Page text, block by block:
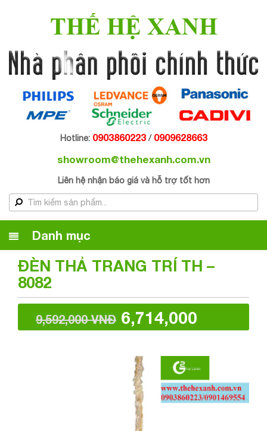
THẾ HỆ XANH
Hotline: 0903860223/ 0909628663
showroom@thehexanh.com.vn
Liên hệ nhận báo giá và hỗ trợ tốt hơn
Danh mục
ĐÈN THẢ TRANG TRÍ TH –
8082
9,592,000 VNĐ 6,714,000